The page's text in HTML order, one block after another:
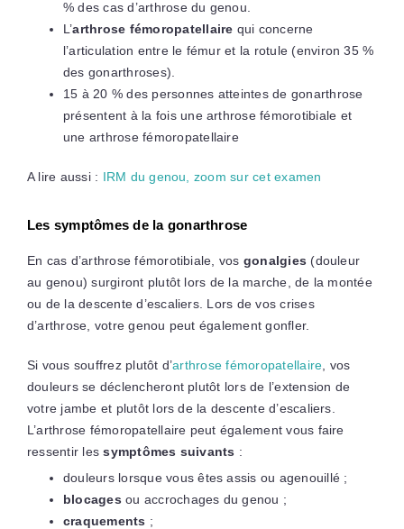
% des cas d’arthrose du genou.
L’arthrose fémoropatellaire qui concerne
l’articulation entre le fémur et la rotule (environ 35 %
des gonarthroses).
15 à 20 % des personnes atteintes de gonarthrose
présentent à la fois une arthrose fémorotibiale et
une arthrose fémoropatellaire
A lire aussi : IRM du genou, zoom sur cet examen
Les symptômes de la gonarthrose
En cas d’arthrose fémorotibiale, vos gonalgies (douleur
au genou) surgiront plutôt lors de la marche, de la montée
ou de la descente d’escaliers. Lors de vos crises
d’arthrose, votre genou peut également gonfler.
Si vous souffrez plutôt d’arthrose fémoropatellaire , vos
douleurs se déclencheront plutôt lors de l’extension de
votre jambe et plutôt lors de la descente d’escaliers.
L’arthrose fémoropatellaire peut également vous faire
ressentir lessymptômes suivants :
douleurs lorsque vous êtes assis ou agenouillé ;
blocages ou accrochages du genou ;
craquements ;